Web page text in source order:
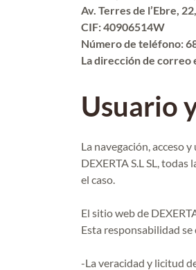
Av. Terres de l’Ebre,
CIF:40906514W
Número de teléfono:
La dirección de correo
Usuario
La navegación, acceso
DEXERTA S.L SL,
el caso.
El sitio web de
Esta responsabilidad se
-La veracidad y licitud